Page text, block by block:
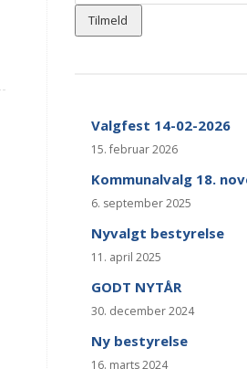
Valgfest 14-02-2026
15. februar 2026
Kommunalvalg 18.
6. september 2025
Nyvalgt bestyrelse
11. april 2025
GODT NYTÅR
30. december 2024
Ny bestyrelse
16. marts 2024